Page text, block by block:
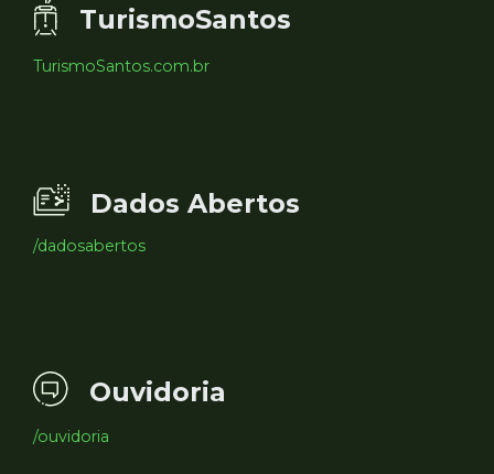
TurismoSantos
TurismoSantos.com.br
Dados Abertos
/dadosabertos
Ouvidoria
/ouvidoria